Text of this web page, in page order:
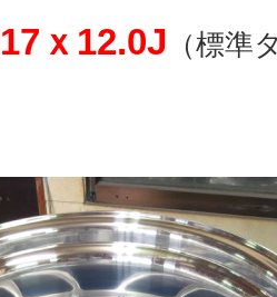
ｘ12.0J （標準